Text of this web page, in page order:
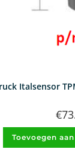
Italsensor
€
Toevoegen